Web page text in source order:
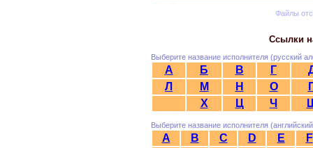
Файлы
Ссылки
Выберите название исполнителя (русский
А Б В Г
Л
М Н О
Х
Ц Ч
Выберите название исполнителя
A B C D E
F